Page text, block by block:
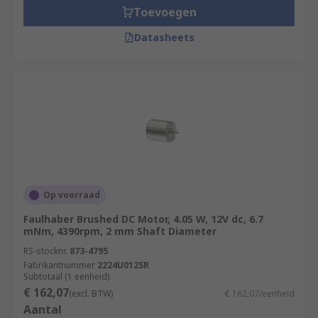
Toevoegen
Datasheets
Op voorraad
Faulhaber Brushed DC Motor, 4.05 W, 12V dc, 6.7
mNm, 4390rpm, 2 mm Shaft Diameter
RS-stocknr. 873-4795
Fabrikantnummer 2224U012SR
Subtotaal (1 eenheid)
€ 162,07(excl. BTW) € 162,07/eenheid
Aantal